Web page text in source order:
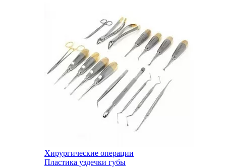
Хирургические операции
Пластика уздечки губы